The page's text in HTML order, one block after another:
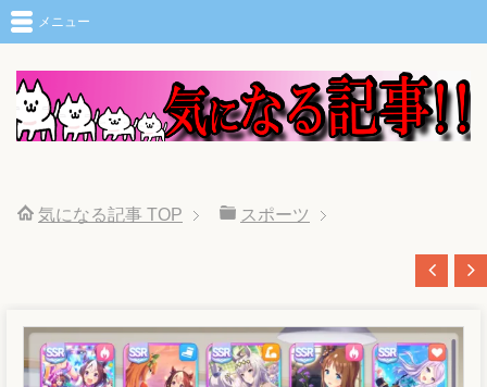
メニュー
気になる記事 TOP スポーツ